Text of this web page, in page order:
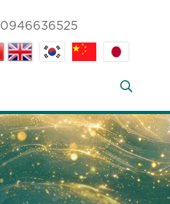
0946636525